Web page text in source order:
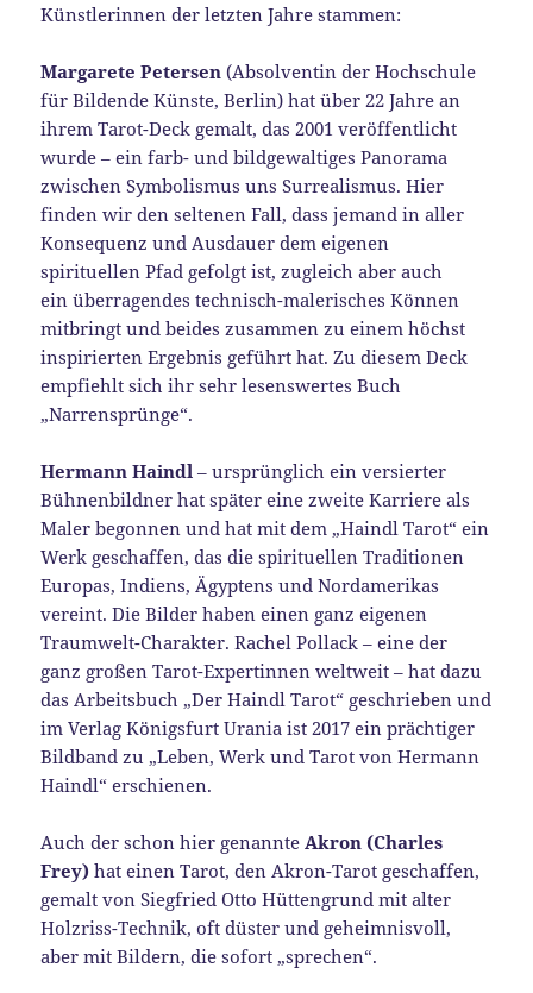
Künstlerinnen der letzten Jahre stammen:
Margarete Petersen (Absolventin der Hochschule
für Bildende Künste, Berlin) hat über 22 Jahre an
ihrem Tarot-Deck gemalt, das 2001 veröffentlicht
wurde – ein farb- und bildgewaltiges Panorama
zwischen Symbolismus uns Surrealismus. Hier
finden wir den seltenen Fall, dass jemand in aller
Konsequenz und Ausdauer dem eigenen
spirituellen Pfad gefolgt ist, zugleich aber auch
ein überragendes technisch-malerisches Können
mitbringt und beides zusammen zu einem höchst
inspirierten Ergebnis geführt hat. Zu diesem Deck
empfiehlt sich ihr sehr lesenswertes Buch
„Narrensprünge“.
Hermann Haindl – ursprünglich ein versierter
Bühnenbildner hat später eine zweite Karriere als
Maler begonnen und hat mit dem „Haindl Tarot“ ein
Werk geschaffen, das die spirituellen Traditionen
Europas, Indiens, Ägyptens und Nordamerikas
vereint. Die Bilder haben einen ganz eigenen
Traumwelt-Charakter. Rachel Pollack – eine der
ganz großen Tarot-Expertinnen weltweit – hat dazu
das Arbeitsbuch „Der Haindl Tarot“ geschrieben und
im Verlag Königsfurt Urania ist 2017 ein prächtiger
Bildband zu „Leben, Werk und Tarot von Hermann
Haindl“ erschienen.
Auch der schon hier genannte Akron (Charles
Frey) hat einen Tarot, den Akron-Tarot geschaffen,
gemalt von Siegfried Otto Hüttengrund mit alter
Holzriss-Technik, oft düster und geheimnisvoll,
aber mit Bildern, die sofort „sprechen“.